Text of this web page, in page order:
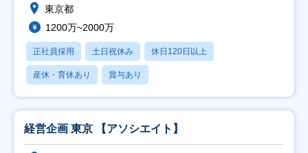
東京都
1200万~2000万
正社員採用 土日祝休み 休日120日以上
産休・育休あり 賞与あり
経営企画 東京 【アソシエイト】